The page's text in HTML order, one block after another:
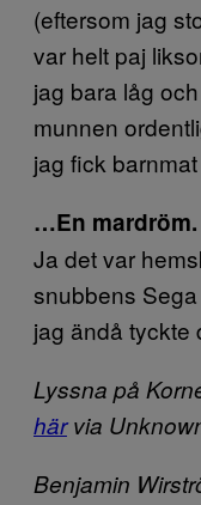
(eftersom jag
var helt paj
jag bara låg
munnen
jag fick
…En mardröm.
Ja det var
snubbens
jag ändå tyckte
Lyssna på
härvia
Benjamin